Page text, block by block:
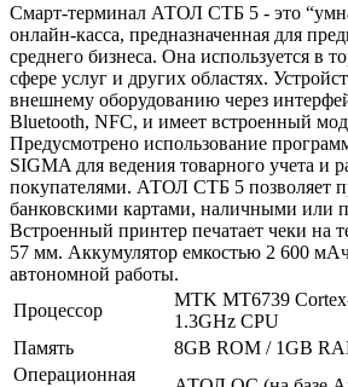
Смарт-терминал АТОЛ СТБ 5 - это
онлайн-касса, предназначенная для
среднего бизнеса. Она используется в
сфере услуг и других областях.
внешнему оборудованию через
Bluetooth, NFC, и имеет встроенный
Предусмотрено использование
SIGMA для ведения товарного учета и
покупателями. АТОЛ СТБ 5 позволяет
банковскими картами, наличными или
Встроенный принтер печатает чеки на
57 мм. Аккумулятор емкостью 2 600 мАч
автономной работы.
Процессор
MTK MT6739
1.3GHz CPU
Память
8GB ROM / 1GB
Операционная